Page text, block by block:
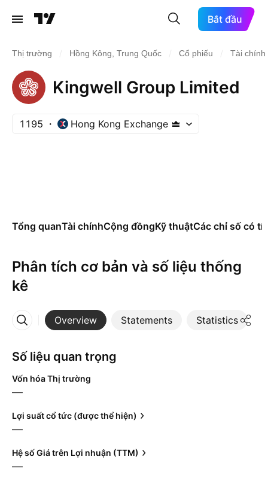
Bắt đầu
Thị trường Hồng Kông, Trung Quốc Cổ phiếu Tài chính
Kingwell Group Limited
1195 Hong Kong Exchange
Tổng quanTài chínhCộng đồngKỹ thuậtCác chỉ số có
Phân tích cơ bản và số liệu thống
kê
Overview Statements Statistics
More
Số liệu quan trọng
Vốn hóa Thị trường
—
Lợi suất cổ tức (được thể hiện)
—
Hệ số Giá trên Lợi nhuận (TTM)
—